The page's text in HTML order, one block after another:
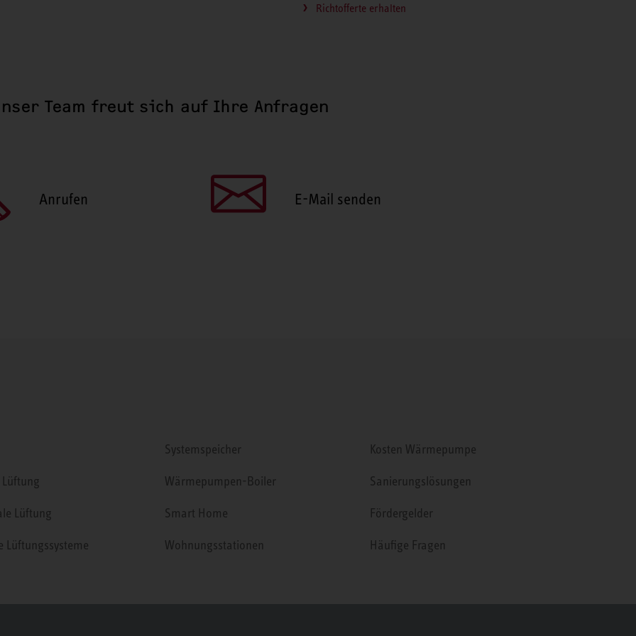
Richtofferte erhalten
Team freut sich auf Ihre Anfragen
Anrufen E-Mail senden
Lüftung
Lüftungssysteme
Systemspeicher
Wärmepumpen-Boiler
Smart Home
Wohnungsstationen
Kosten Wärmepumpe
Sanierungslösungen
Fördergelder
Häufige Fragen